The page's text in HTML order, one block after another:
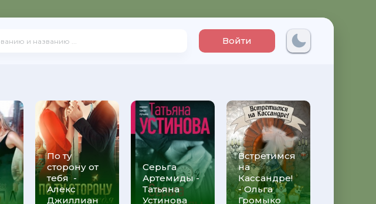
Войти
По ту
сторону от
тебя -
Алекс
Джиллиан
Серьга
Артемиды -
Татьяна
Устинова
Встретимся
на
Кассандре!
- Ольга
Громыко